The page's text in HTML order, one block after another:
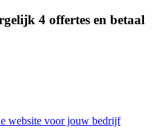
4 offertes en betaal